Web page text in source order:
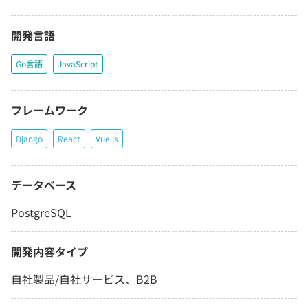
開発言語
Go言語 JavaScript
フレームワーク
Django React Vue.js
データベース
PostgreSQL
開発内容タイプ
自社製品/自社サービス、B2B